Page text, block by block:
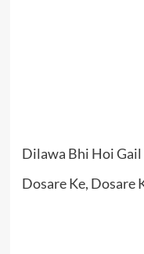
Dilawa Bhi Hoi Gail
Dosare Ke, Dosare